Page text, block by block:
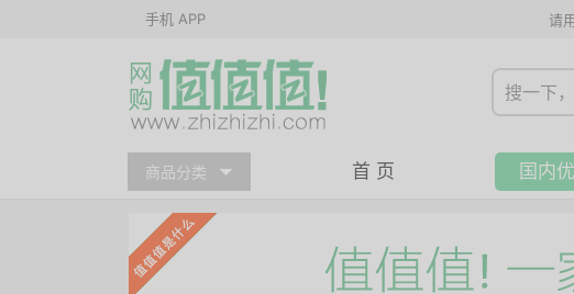
手机 APP 请
商品分类 首 页 国内